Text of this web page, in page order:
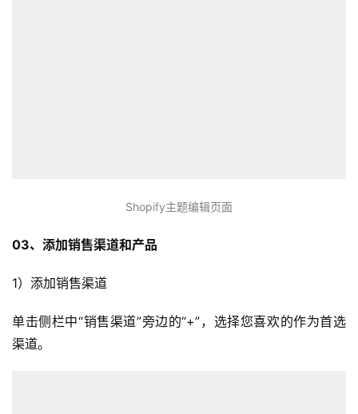
航
Shopify主题编辑页面
03、添加销售渠道和产品
1）添加销售渠道
单击侧栏中“销售渠道”旁边的“+”，选择您喜欢的作为首选
渠道。